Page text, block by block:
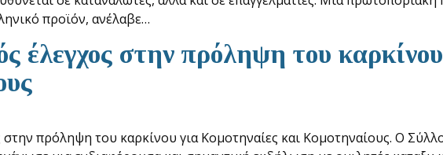
προϊόν, ανέλαβε…
έλεγχος στην πρόληψη του
στην πρόληψη του καρκίνου για Κομοτηναίες και Κομοτηναίους. Ο